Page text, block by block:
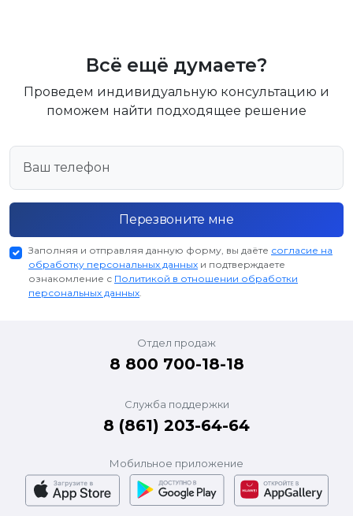
Всё ещё думаете?
Проведем индивидуальную консультацию и
поможем найти подходящее решение
Перезвоните мне
Заполняя и отправляя данную форму, вы даёте согласие на
обработку персональных данных и подтверждаете
ознакомление с Политикой в отношении обработки
персональных данных
Мобильное приложение
Отдел продаж
8 800 700-18-18
Служба поддержки
8 (861) 203-64-64